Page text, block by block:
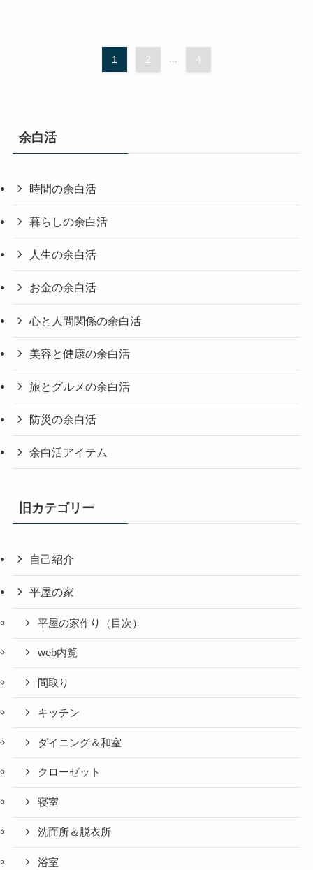
1 2 ... 4
余白活
時間の余白活
暮らしの余白活
人生の余白活
お金の余白活
心と人間関係の余白活
美容と健康の余白活
旅とグルメの余白活
防災の余白活
余白活アイテム
旧カテゴリー
自己紹介
平屋の家
平屋の家作り（目次）
web内覧
間取り
キッチン
ダイニング＆和室
クローゼット
寝室
洗面所＆脱衣所
浴室